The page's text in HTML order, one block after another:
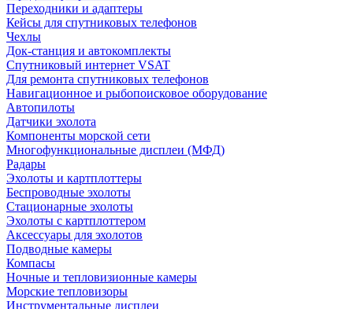
Переходники и адаптеры
Кейсы для спутниковых телефонов
Чехлы
Док-станция и автокомплекты
Спутниковый интернет VSAT
Для ремонта спутниковых телефонов
Навигационное и рыбопоисковое оборудование
Автопилоты
Датчики эхолота
Компоненты морской сети
Многофункциональные дисплеи (МФД)
Радары
Эхолоты и картплоттеры
Беспроводные эхолоты
Стационарные эхолоты
Эхолоты с картплоттером
Аксессуары для эхолотов
Подводные камеры
Компасы
Ночные и тепловизионные камеры
Морские тепловизоры
Инструментальные дисплеи